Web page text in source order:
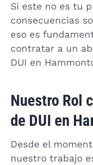
Si este no es tu
consecuencias
eso es
contratar a un
DUI en
Nuestro Rol
de DUI en
Desde el
nuestro trabajo